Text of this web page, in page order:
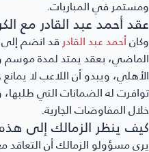
ومستمر في المباريات.
عقد أحمد عبد القادر مع
وكانأحمد عبد القادرقد انضم إلى
الماضي، بعقد يمتد لمدة
الأهلي، ويبدو أن اللاعب لا
توافرت له الضمانات التي طلبها،
خلال المفاوضات الجارية.
كيف ينظر الزمالك إلى
يرى مسؤولو الزمالك أن التعاقد